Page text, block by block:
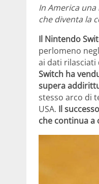
In America
che diventa la
Il Nintendo
perlomeno
ai dati rilasciati
Switch ha
supera
stesso arco di
USA. Il
che continua a